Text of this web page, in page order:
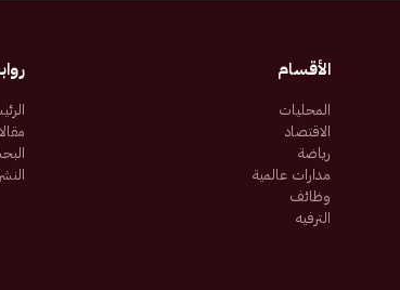
الأقسام
المحليات
الاقتصاد
رياضة
مدارات عالمية
وظائف
الترفيه